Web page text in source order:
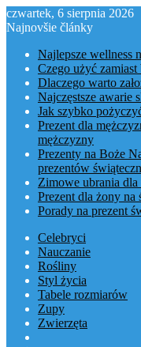
czwartek, 6 sierpnia 2026
Najnovšie články
Najlepsze wellness
Czego użyć
Dlaczego warto
Najczęstsze awarie
Jak szybko
Prezent dla
mężczyzny
Prezenty na Boże
prezentów
Zimowe ubrania dla
Prezent dla żony na
Porady na prezent
Celebryci
Nauczanie
Rośliny
Styl życia
Tabele rozmiarów
Zupy
Zwierzęta